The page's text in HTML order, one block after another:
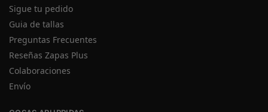
Sigue tu pedido
Guia de tallas
Preguntas Frecuentes
Reseñas Zapas Plus
Colaboraciones
Envío